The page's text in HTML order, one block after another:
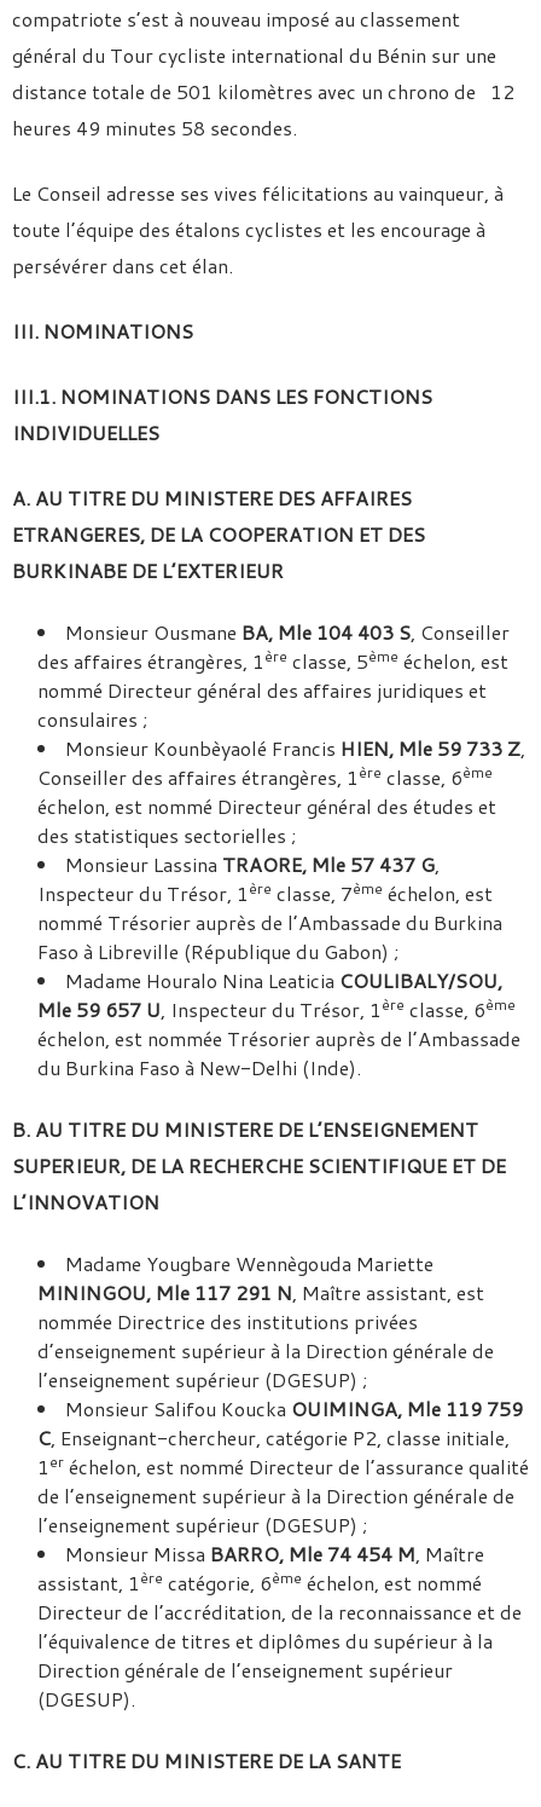
compatriote s’est à nouveau imposé au classement
général du Tour cycliste international du Bénin sur une
distance totale de 501 kilomètres avec un chrono de 12
heures 49 minutes 58 secondes.
Le Conseil adresse ses vives félicitations au vainqueur, à
toute l’équipe des étalons cyclistes et les encourage à
persévérer dans cet élan.
III. NOMINATIONS
III.1. NOMINATIONS DANS LES FONCTIONS
INDIVIDUELLES
A. AU TITRE DU MINISTERE DES AFFAIRES
ETRANGERES, DE LA COOPERATION ET DES
BURKINABE DE L’EXTERIEUR
Monsieur Ousmane BA, Mle 104 403 S, Conseiller
des affaires étrangères, 1ère classe, 5ème échelon, est
nommé Directeur général des affaires juridiques et
consulaires ;
Monsieur Kounbèyaolé Francis HIEN, Mle 59 733 Z,
Conseiller des affaires étrangères, 1ère classe, 6ème
échelon, est nommé Directeur général des études et
des statistiques sectorielles ;
Monsieur Lassina TRAORE, Mle 57 437 G,
Inspecteur du Trésor, 1ère classe, 7ème échelon, est
nommé Trésorier auprès de l’Ambassade du Burkina
Faso à Libreville (République du Gabon) ;
Madame Houralo Nina Leaticia COULIBALY/SOU,
Mle 59 657 U, Inspecteur du Trésor, 1ère classe, 6ème
échelon, est nommée Trésorier auprès de l’Ambassade
du Burkina Faso à New-Delhi (Inde).
B. AU TITRE DU MINISTERE DE L’ENSEIGNEMENT
SUPERIEUR, DE LA RECHERCHE SCIENTIFIQUE ET DE
L’INNOVATION
Madame Yougbare Wennègouda Mariette
MININGOU, Mle 117 291 N, Maître assistant, est
nommée Directrice des institutions privées
d’enseignement supérieur à la Direction générale de
l’enseignement supérieur (DGESUP) ;
Monsieur Salifou Koucka OUIMINGA, Mle 119 759
C, Enseignant-chercheur, catégorie P2, classe initiale,
1er échelon, est nommé Directeur de l’assurance qualité
de l’enseignement supérieur à la Direction générale de
l’enseignement supérieur (DGESUP) ;
Monsieur Missa BARRO, Mle 74 454 M, Maître
assistant, 1ère catégorie, 6ème échelon, est nommé
Directeur de l’accréditation, de la reconnaissance et de
l’équivalence de titres et diplômes du supérieur à la
Direction générale de l’enseignement supérieur
(DGESUP).
C. AU TITRE DU MINISTERE DE LA SANTE